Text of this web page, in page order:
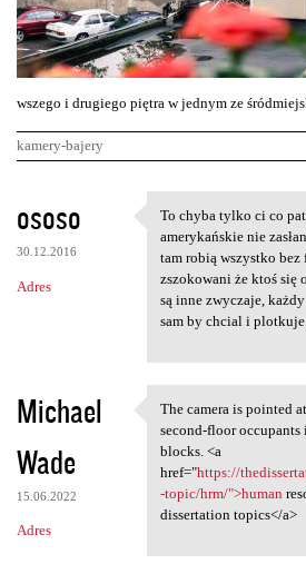
wszego i drugiego piętra w jednym ze
kamery-bajery
K
o
m
e
a
r
z
e
ososo
30.12.2016
Adres
To chyba tylko ci
To chyba tylko ci co
amerykańskie nie
tam robią wszystko bez
zszokowani że ktoś się
są inne zwyczaje,
sam by chcial i
Michael
Wade
15.06.2022
Adres
The camera is
The camera is pointed
second-floor
blocks. <a
href="https://
-topic/hrm/">human
dissertation topics</a>